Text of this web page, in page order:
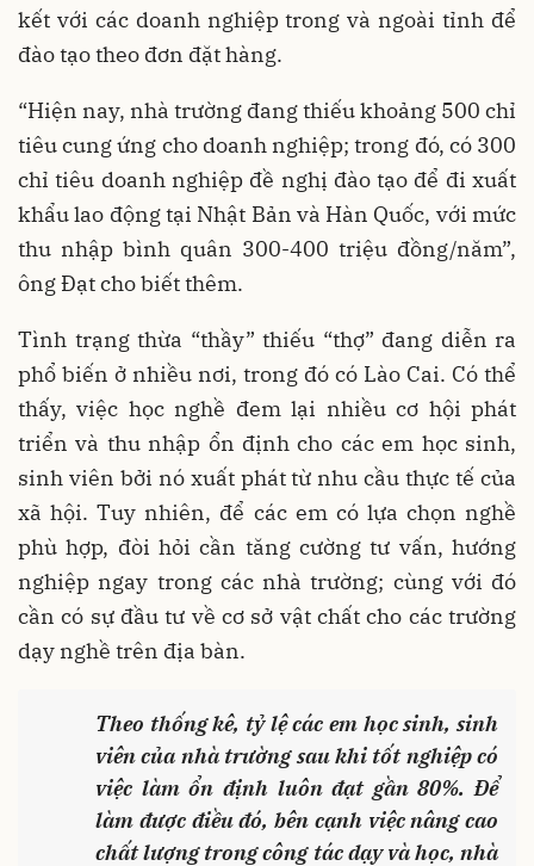
kết với các doanh nghiệp trong và ngoài tỉnh để
đào tạo theo đơn đặt hàng.
“Hiện nay, nhà trường đang thiếu khoảng 500 chỉ
tiêu cung ứng cho doanh nghiệp; trong đó, có 300
chỉ tiêu doanh nghiệp đề nghị đào tạo để đi xuất
khẩu lao động tại Nhật Bản và Hàn Quốc, với mức
thu nhập bình quân 300-400 triệu đồng/năm”,
ông Đạt cho biết thêm.
Tình trạng thừa “thầy” thiếu “thợ” đang diễn ra
phổ biến ở nhiều nơi, trong đó có Lào Cai. Có thể
thấy, việc học nghề đem lại nhiều cơ hội phát
triển và thu nhập ổn định cho các em học sinh,
sinh viên bởi nó xuất phát từ nhu cầu thực tế của
xã hội. Tuy nhiên, để các em có lựa chọn nghề
phù hợp, đòi hỏi cần tăng cường tư vấn, hướng
nghiệp ngay trong các nhà trường; cùng với đó
cần có sự đầu tư về cơ sở vật chất cho các trường
dạy nghề trên địa bàn.
Theo thống kê, tỷ lệ các em học sinh, sinh
viên của nhà trường sau khi tốt nghiệp có
việc làm ổn định luôn đạt gần 80%. Để
làm được điều đó, bên cạnh việc nâng cao
chất lượng trong công tác dạy và học, nhà